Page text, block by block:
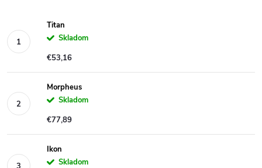
Titan
Skladom
€53,16
Morpheus
Skladom
€77,89
Ikon
Skladom